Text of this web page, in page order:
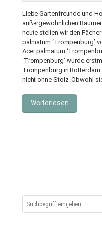
Liebe Gartenfreunde und
außergewöhnlichen
heute stellen wir den
palmatum ‘Trompenburg’
Acer palmatum
‘Trompenburg’ wurde
Trompenburg in
nicht ohne Stolz. Obwohl
Weiterlesen